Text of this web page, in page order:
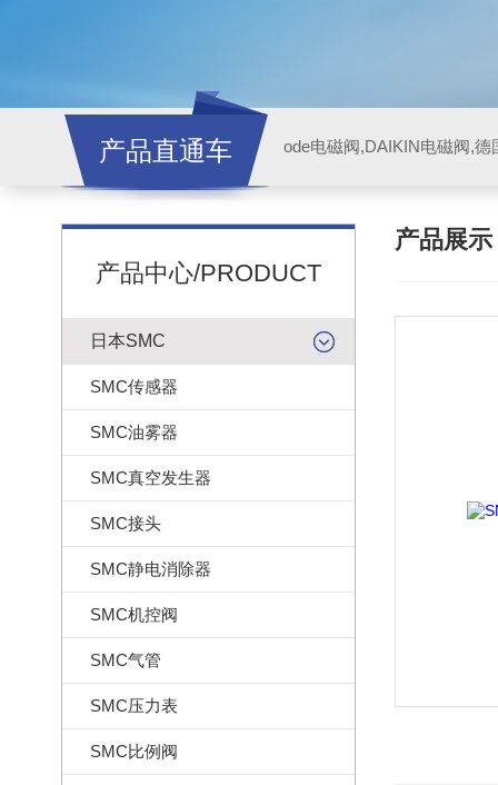
产品直通车 ode电磁阀,DAIKIN电磁阀,
产品中心/PRODUCT
日本SMC
SMC传感器
SMC油雾器
SMC真空发生器
SMC接头
SMC静电消除器
SMC机控阀
SMC气管
SMC压力表
SMC比例阀
产品展示